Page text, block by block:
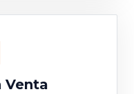
Venta